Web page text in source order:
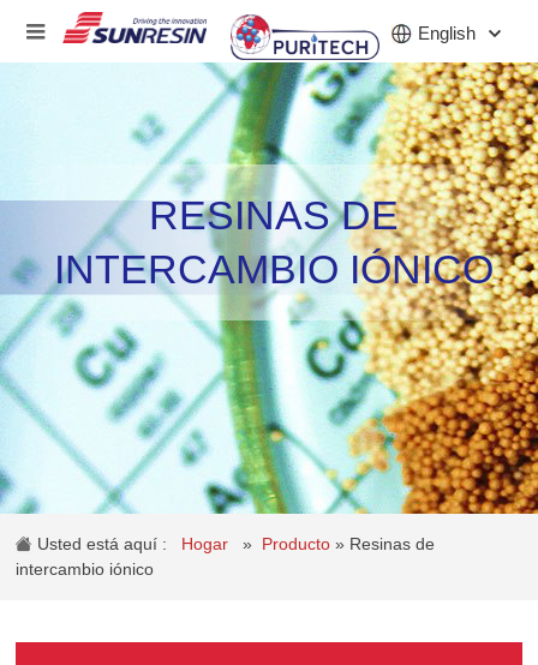
English
INDUSTRIA
INVERSORES
NOTICIAS
CARRERA
CONTACTO
RESINAS DE
INTERCAMBIO IÓNICO
Usted está aquí : Hogar » Producto» Resinas de
intercambio iónico